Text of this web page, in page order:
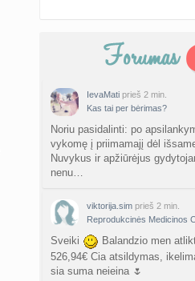
IevaMati prieš 2 min.
Kas tai per bėrimas?
Noriu pasidalinti: po
vykomę į priimamajį dėl
Nuvykus ir apžiūrėjus
nenu…
viktorija.sim prieš 2 min.
Reprodukcinės Medicinos
Sveiki
Balandzio men
526,94€ Cia atsildymas,
sia suma neieina 🌷